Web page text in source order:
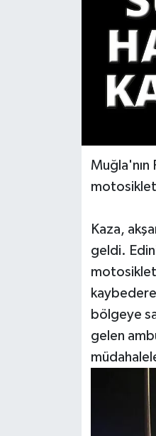
Muğla'nın
motosiklet
Kaza,
geldi.
bölgeye
gelen